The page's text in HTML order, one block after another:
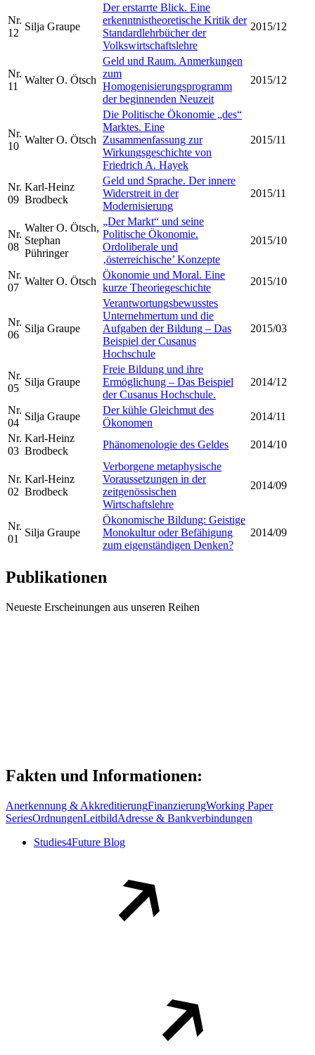
Nr.
12
Silja Graupe
Der erstarrte Blick. Eine
erkenntnistheoretische Kritik der
Standardlehrbücher der
Volkswirtschaftslehre
2015/12
Nr.
11
Walter O. Ötsch
Geld und Raum. Anmerkungen
zum
Homogenisierungsprogramm
der beginnenden Neuzeit
2015/12
Nr.
10
Walter O. Ötsch
Die Politische Ökonomie „des“
Marktes. Eine
Zusammenfassung zur
Wirkungsgeschichte von
Friedrich A. Hayek
2015/11
Nr.
09
Karl-Heinz
Brodbeck
Geld und Sprache. Der innere
Widerstreit in der
Modernisierung
2015/11
Nr.
08
Walter O. Ötsch,
Stephan
Pühringer
„Der Markt“ und seine
Politische Ökonomie.
Ordoliberale und
‚österreichische’ Konzepte
2015/10
Nr.
07
Walter O. Ötsch
Ökonomie und Moral. Eine
kurze Theoriegeschichte
2015/10
Nr.
06
Silja Graupe
Verantwortungsbewusstes
Unternehmertum und die
Aufgaben der Bildung – Das
Beispiel der Cusanus
Hochschule
2015/03
Nr.
05
Silja Graupe
Freie Bildung und ihre
Ermöglichung – Das Beispiel
der Cusanus Hochschule.
2014/12
Nr.
04
Silja Graupe
Der kühle Gleichmut des
Ökonomen
2014/11
Nr.
03
Karl-Heinz
Brodbeck
Phänomenologie des Geldes 2014/10
Nr.
02
Karl-Heinz
Brodbeck
Verborgene metaphysische
Voraussetzungen in der
zeitgenössischen
Wirtschaftslehre
2014/09
Nr.
01
Silja Graupe
Ökonomische Bildung: Geistige
Monokultur oder Befähigung
zum eigenständigen Denken?
2014/09
Publikationen
Neueste Erscheinungen aus unseren Reihen
Fakten und Informationen:
Anerkennung & AkkreditierungFinanzierungWorking Paper
SeriesOrdnungenLeitbildAdresse & Bankverbindungen
Studies4Future Blog